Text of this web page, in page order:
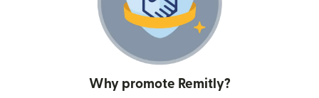
Why promote Remitly?